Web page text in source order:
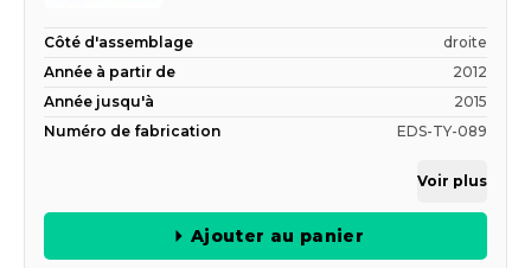
Côté d'assemblage
droite
Année à partir de
2012
Année jusqu'à
2015
Numéro de fabrication
EDS-TY-089
Voir plus
Ajouter au panier